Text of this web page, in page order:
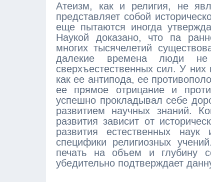
Атеизм, как и религия, не
представляет собой
еще пытаются иногда
Наукой доказано, что па
многих тысячелетий
далекие времена люди
сверхъестественных сил. У
как ее антипода, ее
ее прямое отрицание и
успешно прокладывал себе
развитием научных знаний.
развития зависит от
развития естественных
специфики религиозных
печать на объем и глубину
убедительно подтверждает